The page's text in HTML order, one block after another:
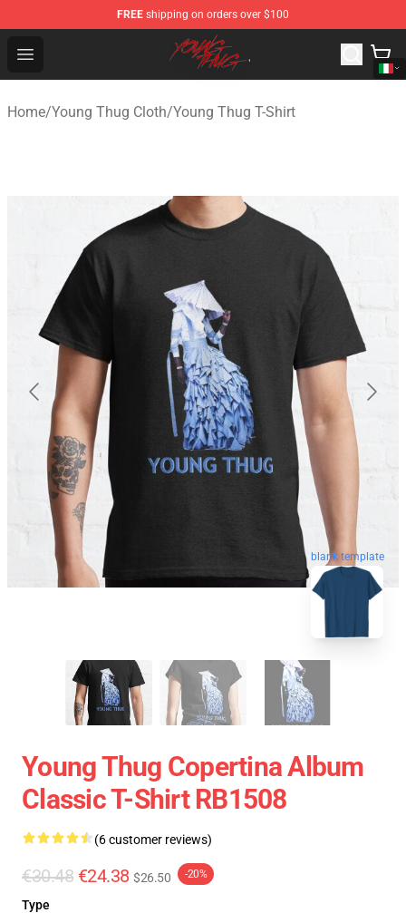
FREE shipping on orders over $100
Open menu
Young Thug Shop - Official Young Thug Merchandise
Home/Young Thug Cloth/Young Thug T-Shirt
blank template
Young Thug Copertina Album
Classic T-Shirt RB1508
(6 customer reviews)
€30.48 €24.38 $26.50 -20%
Type